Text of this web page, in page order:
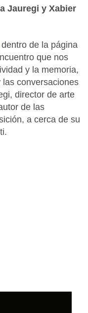
Jauregi y Xabier
dentro de la página
que nos
y la memoria,
conversaciones
director de arte
de las
a cerca de su